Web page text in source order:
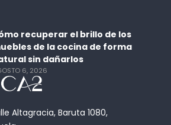
Altagracia, Baruta 1080,
recuperar el brillo de los
de la cocina de forma
sin dañarlos
6, 2026